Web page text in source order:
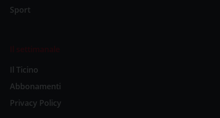
Sport
Il settimanale
Il Ticino
Abbonamenti
Privacy Policy